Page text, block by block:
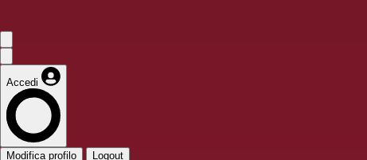
Accedi
Modifica profilo Logout